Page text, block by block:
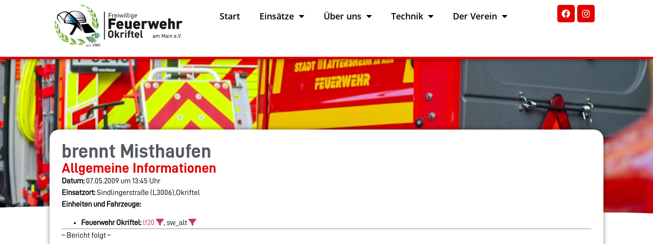
Start Einsätze Über uns Technik Der Verein
brennt Misthaufen
Allgemeine Informationen
Datum: 07.05.2009 um 13:45 Uhr
Einsatzort:Sindlingerstraße (L3006),Okriftel
Einheiten und Fahrzeuge:
Feuerwehr Okriftel: lf20
, sw_alt
– Bericht folgt –